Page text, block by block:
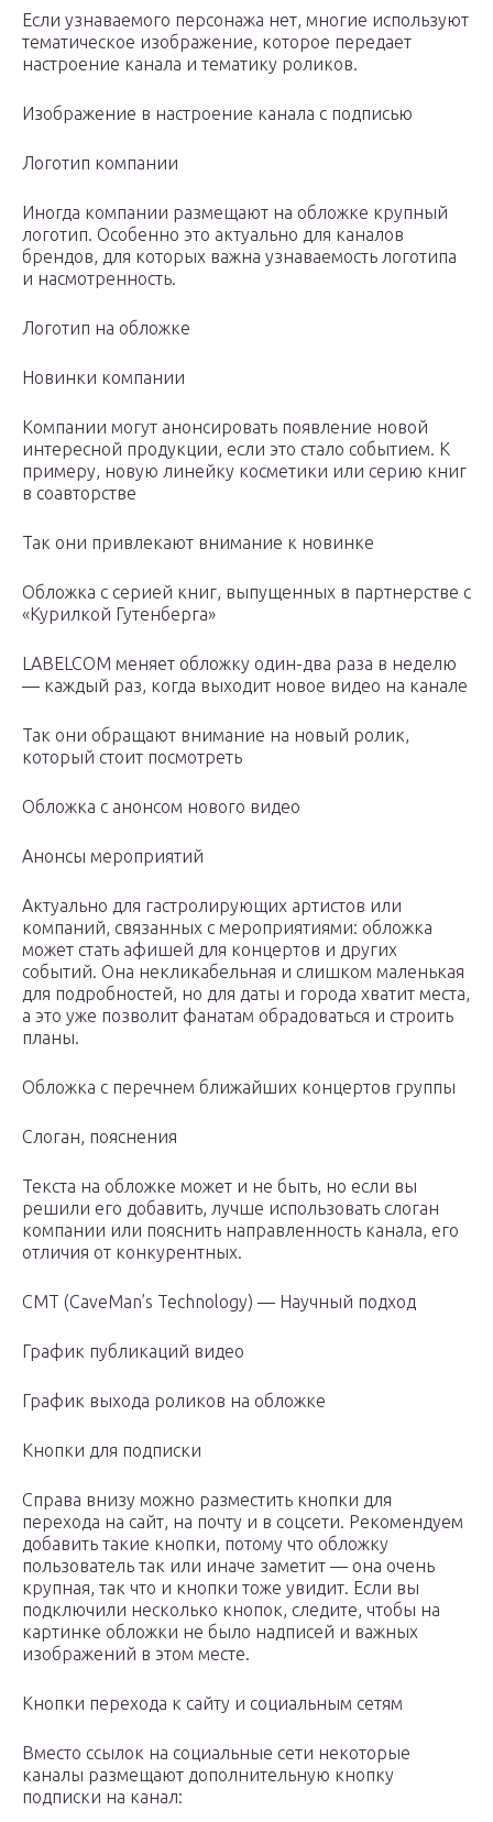
Если узнаваемого персонажа нет, многие используют
тематическое изображение, которое передает
настроение канала и тематику роликов.
Изображение в настроение канала с подписью
Логотип компании
Иногда компании размещают на обложке крупный
логотип. Особенно это актуально для каналов
брендов, для которых важна узнаваемость логотипа
и насмотренность.
Логотип на обложке
Новинки компании
Компании могут анонсировать появление новой
интересной продукции, если это стало событием. К
примеру, новую линейку косметики или серию книг
в соавторстве
Так они привлекают внимание к новинке
Обложка с серией книг, выпущенных в партнерстве с
«Курилкой Гутенберга»
LABELCOM меняет обложку один-два раза в неделю
— каждый раз, когда выходит новое видео на канале
Так они обращают внимание на новый ролик,
который стоит посмотреть
Обложка с анонсом нового видео
Анонсы мероприятий
Актуально для гастролирующих артистов или
компаний, связанных с мероприятиями: обложка
может стать афишей для концертов и других
событий. Она некликабельная и слишком маленькая
для подробностей, но для даты и города хватит места,
а это уже позволит фанатам обрадоваться и строить
планы.
Обложка с перечнем ближайших концертов группы
Слоган, пояснения
Текста на обложке может и не быть, но если вы
решили его добавить, лучше использовать слоган
компании или пояснить направленность канала, его
отличия от конкурентных.
CMT (CaveMan’s Technology) — Научный подход
График публикаций видео
График выхода роликов на обложке
Кнопки для подписки
Справа внизу можно разместить кнопки для
перехода на сайт, на почту и в соцсети. Рекомендуем
добавить такие кнопки, потому что обложку
пользователь так или иначе заметит — она очень
крупная, так что и кнопки тоже увидит. Если вы
подключили несколько кнопок, следите, чтобы на
картинке обложки не было надписей и важных
изображений в этом месте.
Кнопки перехода к сайту и социальным сетям
Вместо ссылок на социальные сети некоторые
каналы размещают дополнительную кнопку
подписки на канал: